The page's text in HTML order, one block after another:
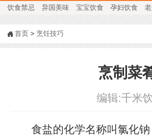
饮食禁忌 异国美味 宝宝饮食 孕妇饮食
首页 > 烹饪技巧
烹制菜
编辑:千米
食盐的化学名称叫氯化钠